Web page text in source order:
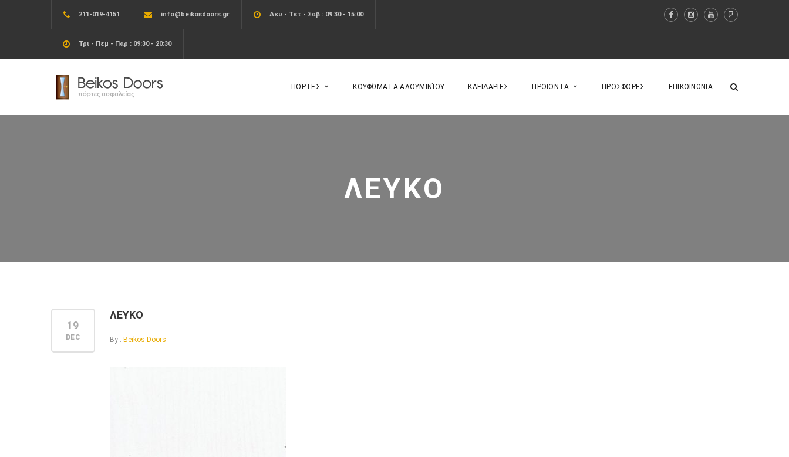
211-019-4151 info@beikosdoors.gr Δευ - Τετ - Σαβ : 09:30 - 15:00
Τρι - Πεμ - Παρ : 09:30 - 20:30
ΠΟΡΤΕΣ ΚΟΥΦΏΜΑΤΑ ΑΛΟΥΜΙΝΊΟΥ ΚΛΕΙΔΑΡΙΕΣ ΠΡΟΙΟΝΤΑ ΠΡΟΣΦΟΡΕΣ ΕΠΙΚΟΙΝΩΝΙΑ
ΛΕΥΚΟ
19
DEC
ΛΕΥΚΟ
By : Beikos Doors